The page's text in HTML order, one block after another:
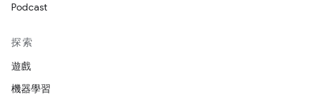
Podcast
探索
遊戲
機器學習